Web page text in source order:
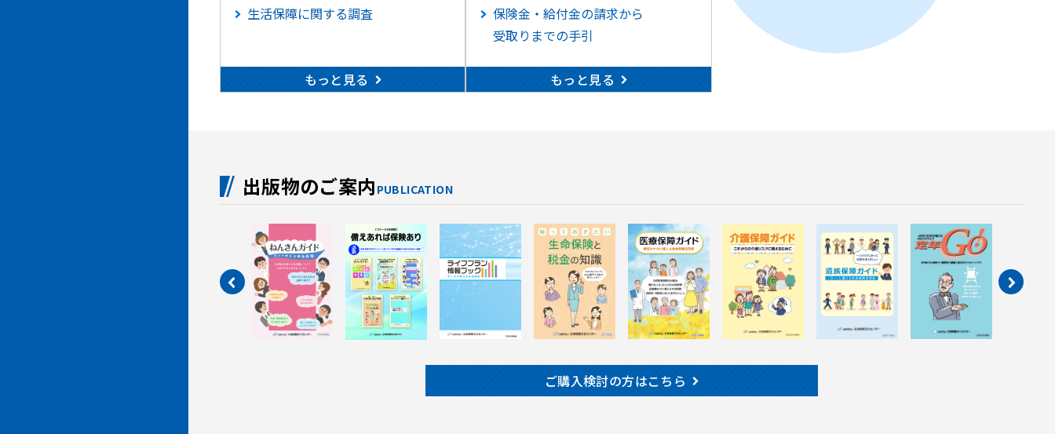
生活保障に関する調査
もっと見る
保険金・給付金の請求から
受取りまでの手引
もっと見る
出版物のご案内 PUBLICATION
ご購入検討の方はこちら